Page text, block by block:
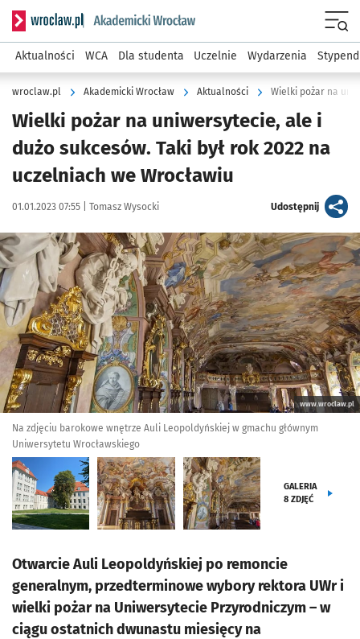
Serwis informacyjny wroclaw.pl podserwis: Akademicki
Aktualności WCA Dla studenta Uczelnie Wydarzenia
wroclaw.pl Akademicki Wrocław Aktualności
Wielki pożar na uniwersytecie, ale i
dużo sukcesów. Taki był rok 2022 na
uczelniach we Wrocławiu
Data publikacji:
01.01.2023 07:55 | Autor:
Tomasz Wysocki Udostępnijartykuł
Kliknij, aby zobaczyć galerię
www.wroclaw.pl
Na zdjęciu barokowe wnętrze Auli Leopoldyńskiej w gmachu głównym
Uniwersytetu Wrocławskiego
GALERIA
8 ZDJĘĆ
Otwarcie Auli Leopoldyńskiej po remoncie
generalnym, przedterminowe wybory rektora UWr i
wielki pożar na Uniwersytecie Przyrodniczym – w
ciągu ostatnich dwunastu miesięcy na